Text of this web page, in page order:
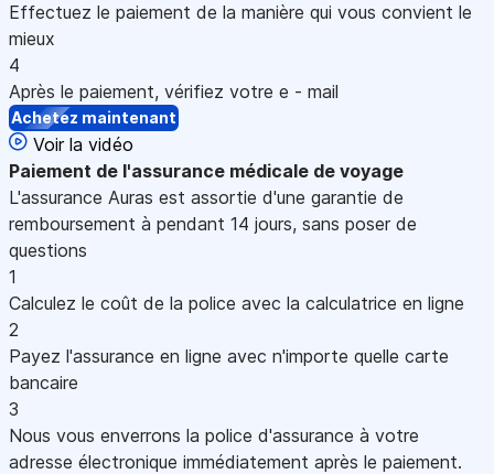
Effectuez le paiement de la manière qui vous convient le
mieux
4
Après le paiement, vérifiez votre e - mail
Achetez maintenant
Voir la vidéo
Paiement de l'assurance médicale de voyage
L'assurance Auras est assortie d'une garantie de
remboursement à pendant 14 jours, sans poser de
questions
1
Calculez le coût de la police avec la calculatrice en ligne
2
Payez l'assurance en ligne avec n'importe quelle carte
bancaire
3
Nous vous enverrons la police d'assurance à votre
adresse électronique immédiatement après le paiement.